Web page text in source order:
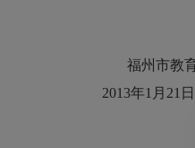
市教育
1月21日